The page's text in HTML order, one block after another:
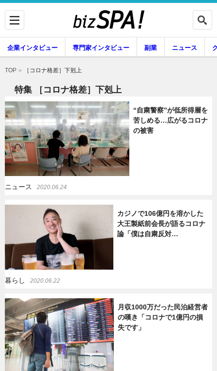
企業インタビュー 専門家インタビュー
副業
暮らし エンタメ
企業インタビュー 専門家インタビュー 副業 ニュース
暮らし エンタメ
TOP ［コロナ格差］下剋上
特集 ［コロナ格差］下剋上
“自粛警察”が低所得層を
苦しめる…広がるコロナ
の被害
ニュース 2020.06.24
カジノで106億円を溶かした
大王製紙前会長が語るコロナ
論「僕は自粛反対…
暮らし 2020.06.22
月収1000万だった民泊経営者
の嘆き「コロナで1億円の損
失です」